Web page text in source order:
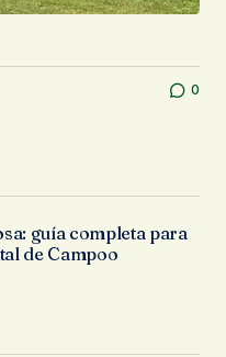
0
guía completa para
de Campoo